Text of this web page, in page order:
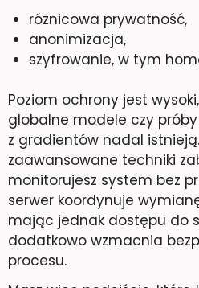
różnicowa prywatność,
anonimizacja,
szyfrowanie, w tym
Poziom ochrony jest
globalne modele czy
z gradientów nadal
zaawansowane techniki
monitorujesz system bez
serwer koordynuje
mając jednak dostępu do
dodatkowo wzmacnia
procesu.